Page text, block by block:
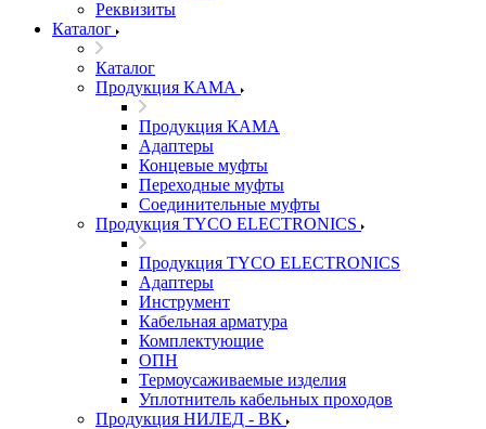
Реквизиты
Каталог
Каталог
Продукция КАМА
Продукция КАМА
Адаптеры
Концевые муфты
Переходные муфты
Соединительные муфты
Продукция TYCO ELECTRONICS
Продукция TYCO ELECTRONICS
Адаптеры
Инструмент
Кабельная арматура
Комплектующие
ОПН
Термоусаживаемые изделия
Уплотнитель кабельных проходов
Продукция НИЛЕД - ВК